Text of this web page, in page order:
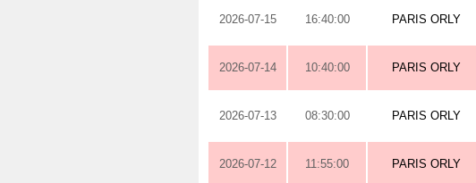
2026-07-15 16:40:00 PARIS ORLY
2026-07-14 10:40:00 PARIS ORLY
2026-07-13 08:30:00 PARIS ORLY
2026-07-12 11:55:00 PARIS ORLY